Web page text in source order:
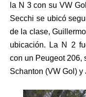
la N 3 con su VW
Secchi se ubicó
de la clase,
ubicación. La N 2
con un Peugeot 206,
Schanton (VW Gol) y